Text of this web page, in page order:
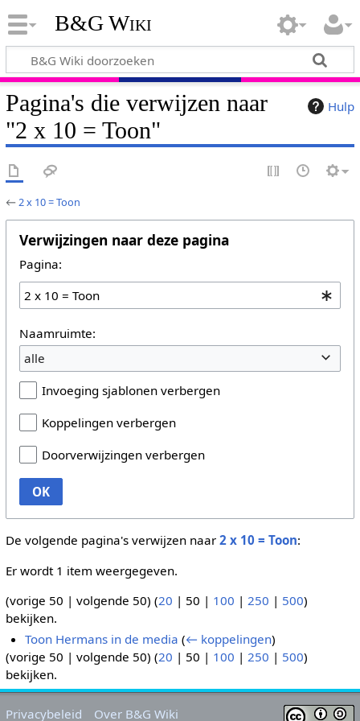
B&G Wiki
Hulp
Pagina's die verwijzen naar
"2 x 10 = Toon"
←2 x 10 = Toon
Verwijzingen naar deze pagina
Pagina:
Naamruimte:
alle
Invoeging sjablonen verbergen
Koppelingen verbergen
Doorverwijzingen verbergen
OK
De volgende pagina's verwijzen naar 2 x 10 = Toon:
Er wordt 1 item weergegeven.
(vorige 50 | volgende 50) (20 | 50 | 100 | 250 | 500)
bekijken.
Toon Hermans in de media (← koppelingen)
(vorige 50 | volgende 50) (20 | 50 | 100 | 250 | 500)
bekijken.
Privacybeleid Over B&G Wiki